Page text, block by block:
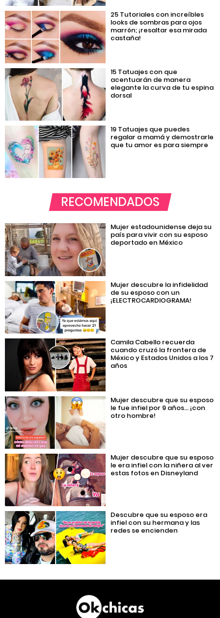
25 Tutoriales con increíbles
looks de sombras para ojos
marrón; ¡resaltar esa mirada
castaña!
15 Tatuajes con que
acentuarán de manera
elegante la curva de tu espina
dorsal
19 Tatuajes que puedes
regalar a mamá y demostrarle
que tu amor es para siempre
RECOMENDADOS
Mujer estadounidense deja su
país para vivir con su esposo
deportado en México
Mujer descubre la infidelidad
de su esposo con un
¡ELECTROCARDIOGRAMA!
Camila Cabello recuerda
cuando cruzó la frontera de
México y Estados Unidos a los 7
años
Mujer descubre que su esposo
le fue infiel por 9 años… ¡con
otro hombre!
Mujer descubre que su esposo
le era infiel con la niñera al ver
estas fotos en Disneyland
Descubre que su esposo era
infiel con su hermana y las
redes se encienden